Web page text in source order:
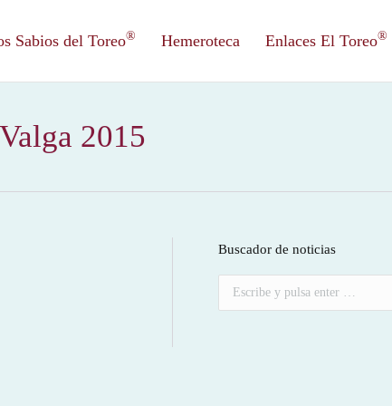
Sabios del Toreo® Hemeroteca Enlaces El Toreo®
2015
Buscador de noticias